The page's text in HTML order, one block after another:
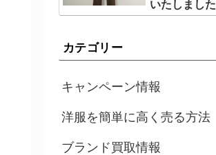
いたしました
カテゴリー
キャンペーン情報
洋服を簡単に高く売る方法
ブランド買取情報